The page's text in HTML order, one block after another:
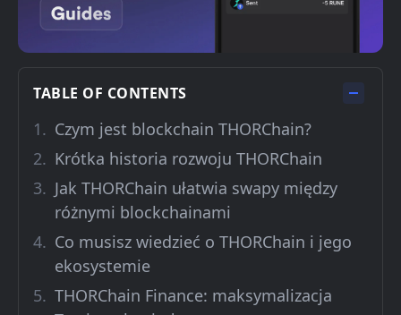
TABLE OF CONTENTS
Czym jest blockchain THORChain?
Krótka historia rozwoju THORChain
Jak THORChain ułatwia swapy między
różnymi blockchainami
Co musisz wiedzieć o THORChain i jego
ekosystemie
THORChain Finance: maksymalizacja